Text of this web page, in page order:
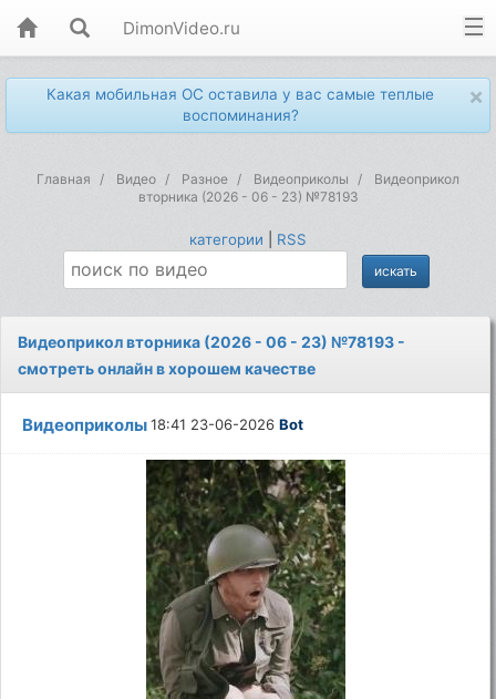
DimonVideo.ru
×
Какая мобильная ОС оставила у вас самые теплые
воспоминания?
Главная Видео Разное Видеоприколы
Видеоприкол
вторника (2026 - 06 - 23) №78193
категории RSS
Видеоприкол вторника (2026 - 06 - 23) №78193 -
смотреть онлайн в хорошем качестве
Видеоприколы18:41 23-06-2026Bot